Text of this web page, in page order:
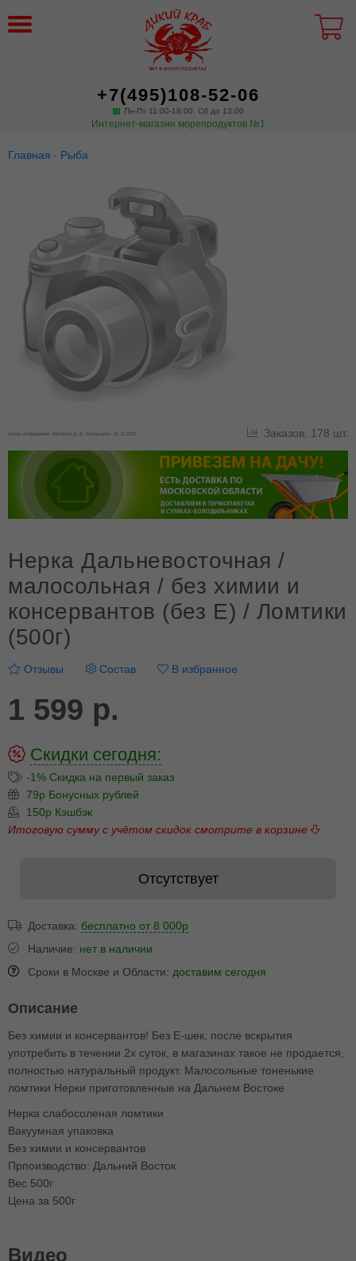
+7(495)108-52-06
Пн-Пт 11:00-18:00. Сб до 13:00
Интернет-магазин морепродуктов №1
Главная Рыба
Автор изображения: Юрченко Д. В. Размещено: 01.11.2022 Заказов: 178 шт.
Нерка Дальневосточная /
малосольная / без химии и
консервантов (без E) / Ломтики
(500г)
Отзывы Состав В избранное
1 599 р.
Скидки сегодня:
-1% Скидка на первый заказ
79р Бонусных рублей
150р Кэшбэк
Итоговую сумму с учётом скидок смотрите в корзине
Отсутствует
Доставка: бесплатно от 8 000р
Наличие: нет в наличии
Сроки в Москве и Области: доставим сегодня
Описание
Без химии и консервантов! Без E-шек, после вскрытия
употребить в течении 2х суток, в магазинах такое не продается,
полностью натуральный продукт. Малосольные тоненькие
ломтики Нерки приготовленные на Дальнем Востоке
Нерка слабосоленая ломтики
Вакуумная упаковка
Без химии и консервантов
Прпоизводство: Дальний Восток
Вес 500г
Цена за 500г
Видео